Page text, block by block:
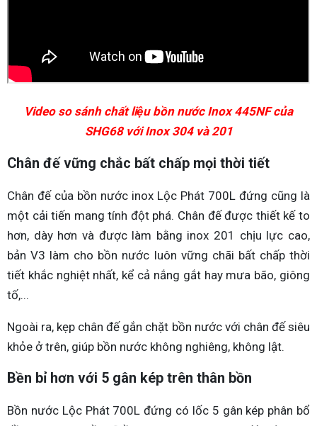
Video so sánh chất liệu bồn nước Inox 445NF của
SHG68 với Inox 304 và 201
Chân đế vững chắc bất chấp mọi thời tiết
Chân đế của bồn nước inox Lộc Phát 700L đứng cũng là
một cải tiến mang tính đột phá. Chân đế được thiết kế to
hơn, dày hơn và được làm bằng inox 201 chịu lực cao,
bản V3 làm cho bồn nước luôn vững chãi bất chấp thời
tiết khắc nghiệt nhất, kể cả nắng gắt hay mưa bão, giông
tố,...
Ngoài ra, kẹp chân đế gắn chặt bồn nước với chân đế siêu
khỏe ở trên, giúp bồn nước không nghiêng, không lật.
Bền bỉ hơn với 5 gân kép trên thân bồn
Bồn nước Lộc Phát 700L đứng có lốc 5 gân kép phân bổ